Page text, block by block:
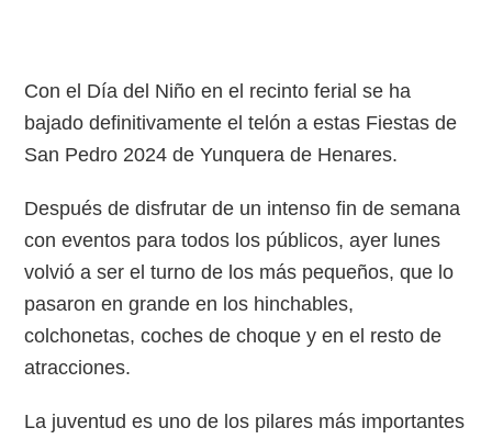
Con el Día del Niño en el recinto ferial se ha
bajado definitivamente el telón a estas Fiestas de
San Pedro 2024 de Yunquera de Henares.
Después de disfrutar de un intenso fin de semana
con eventos para todos los públicos, ayer lunes
volvió a ser el turno de los más pequeños, que lo
pasaron en grande en los hinchables,
colchonetas, coches de choque y en el resto de
atracciones.
La juventud es uno de los pilares más importantes